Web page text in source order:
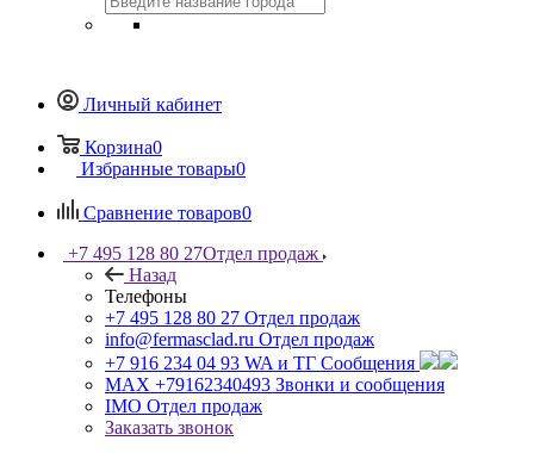
Личный кабинет
Корзина0
Избранные товары0
Сравнение товаров0
+7 495 128 80 27Отдел продаж
Назад
Телефоны
+7 495 128 80 27 Отдел продаж
info@fermasclad.ru Отдел продаж
+7 916 234 04 93 WA и ТГ Сообщения
MAX +79162340493 Звонки и сообщения
IMO Отдел продаж
Заказать звонок